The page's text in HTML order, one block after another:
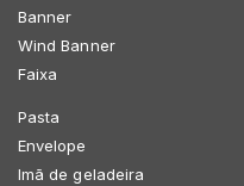
Banner
Wind Banner
Faixa
Pasta
Envelope
Imã de geladeira